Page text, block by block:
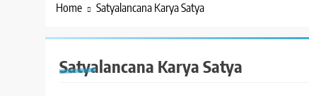
Home Satyalancana Karya Satya
Satyalancana Karya Satya